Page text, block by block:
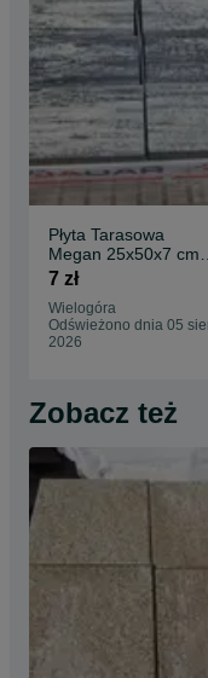
Płyta Tarasowa
Megan 25x50x7 cm
Okazja Jadar Chodnik
7 zł
Wielogóra
Odświeżono dnia 05
2026
Zobacz też